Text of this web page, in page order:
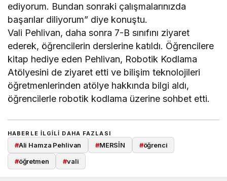
ediyorum. Bundan sonraki çalışmalarınızda
başarılar diliyorum” diye konuştu.
Vali Pehlivan, daha sonra 7-B sınıfını ziyaret
ederek, öğrencilerin derslerine katıldı. Öğrencilere
kitap hediye eden Pehlivan, Robotik Kodlama
Atölyesini de ziyaret etti ve bilişim teknolojileri
öğretmenlerinden atölye hakkında bilgi aldı,
öğrencilerle robotik kodlama üzerine sohbet etti.
HABERLE ILGILI DAHA FAZLASI
#Ali Hamza Pehlivan #MERSİN #öğrenci
#öğretmen #vali